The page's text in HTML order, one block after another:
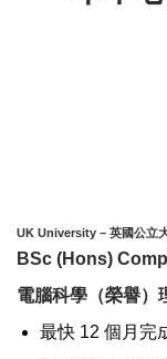
UK University – 英國公立
BSc (Hons)
電腦科學（榮譽）
最快 12 個月完